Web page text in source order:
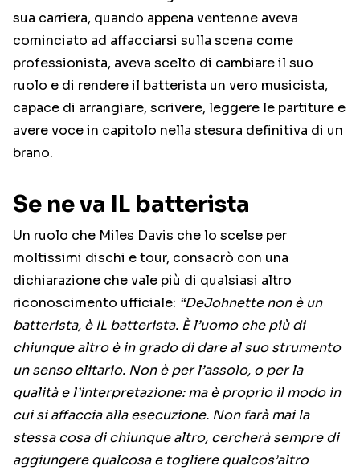
sua carriera, quando appena ventenne aveva
cominciato ad affacciarsi sulla scena come
professionista, aveva scelto di cambiare il suo
ruolo e di rendere il batterista un vero musicista,
capace di arrangiare, scrivere, leggere le partiture e
avere voce in capitolo nella stesura definitiva di un
brano.
Se ne va IL batterista
Un ruolo che Miles Davis che lo scelse per
moltissimi dischi e tour, consacrò con una
dichiarazione che vale più di qualsiasi altro
riconoscimento ufficiale: “DeJohnette non è un
batterista, è IL batterista. È l’uomo che più di
chiunque altro è in grado di dare al suo strumento
un senso elitario. Non è per l’assolo, o per la
qualità e l’interpretazione: ma è proprio il modo in
cui si affaccia alla esecuzione. Non farà mai la
stessa cosa di chiunque altro, cercherà sempre di
aggiungere qualcosa e togliere qualcos’altro